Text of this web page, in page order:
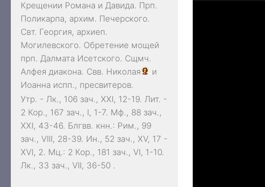
Крещении Романа и Давида. Прп.
Поликарпа, архим. Печерского.
Свт. Георгия, архиеп.
Могилевского. Обретение мощей
прп. Далмата Исетского. Сщмч.
Алфея диакона. Свв. Николая
и
Иоанна испп., пресвитеров.
Утр. - Лк., 106 зач., XXI, 12-19. Лит. -
2 Кор., 167 зач., I, 1-7. Мф., 88 зач.,
XXI, 43-46. Блгвв. кнн.: Рим., 99
зач., VIII, 28-39. Ин., 52 зач., XV, 17 -
XVI, 2. Мц.: 2 Кор., 181 зач., VI, 1-10.
Лк., 33 зач., VII, 36-50 .